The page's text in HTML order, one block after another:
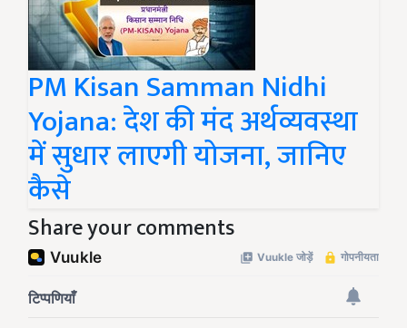
PM Kisan Samman Nidhi
Yojana: देश की मंद अर्थव्यवस्था
में सुधार लाएगी योजना, जानिए
कैसे
Share your comments